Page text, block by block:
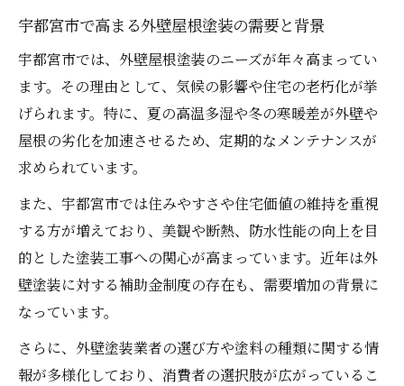
宇都宮市で高まる外壁屋根塗装の需要と背景
宇都宮市では、外壁屋根塗装のニーズが年々高まってい
ます。その理由として、気候の影響や住宅の老朽化が挙
げられます。特に、夏の高温多湿や冬の寒暖差が外壁や
屋根の劣化を加速させるため、定期的なメンテナンスが
求められています。
また、宇都宮市では住みやすさや住宅価値の維持を重視
する方が増えており、美観や断熱、防水性能の向上を目
的とした塗装工事への関心が高まっています。近年は外
壁塗装に対する補助金制度の存在も、需要増加の背景に
なっています。
さらに、外壁塗装業者の選び方や塗料の種類に関する情
報が多様化しており、消費者の選択肢が広がっているこ